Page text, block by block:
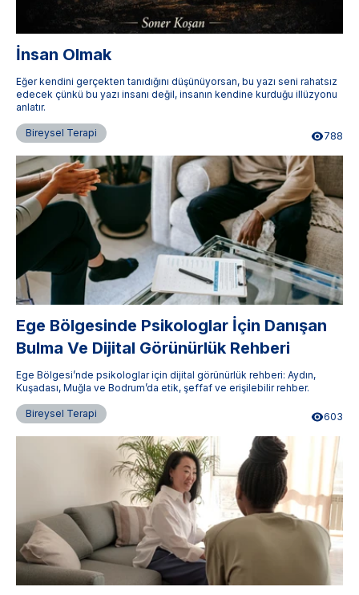
İnsan Olmak
Eğer kendini gerçekten tanıdığını düşünüyorsan, bu yazı seni rahatsız
edecek çünkü bu yazı insanı değil, insanın kendine kurduğu illüzyonu
anlatır.
Bireysel Terapi 788
Ege Bölgesinde Psikologlar İçin Danışan
Bulma Ve Dijital Görünürlük Rehberi
Ege Bölgesi’nde psikologlar için dijital görünürlük rehberi: Aydın,
Kuşadası, Muğla ve Bodrum’da etik, şeffaf ve erişilebilir rehber.
Bireysel Terapi 603